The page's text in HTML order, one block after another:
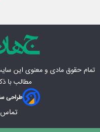
تمام حقوق مادی‌ و معنوی این
مطالب با
طراحی
تماس